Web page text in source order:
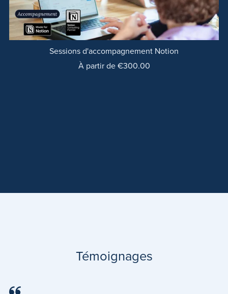
Sessions d'accompagnement Notion
À partir de €300.00
Témoignages